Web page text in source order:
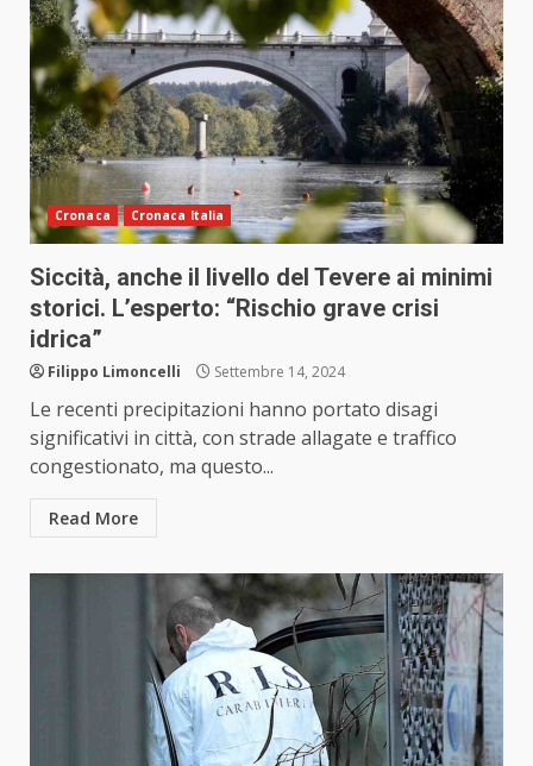
Cronaca Cronaca Italia
Siccità, anche il livello del Tevere ai minimi
storici. L’esperto: “Rischio grave crisi
idrica”
Filippo Limoncelli Settembre 14, 2024
Le recenti precipitazioni hanno portato disagi
significativi in città, con strade allagate e traffico
congestionato, ma questo...
Read More